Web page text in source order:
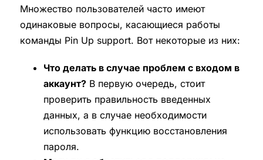
Множество пользователей часто имеют
одинаковые вопросы, касающиеся работы
команды Pin Up support. Вот некоторые из них:
Что делать в случае проблем с входом в
аккаунт?В первую очередь, стоит
проверить правильность введенных
данных, а в случае необходимости
использовать функцию восстановления
пароля.